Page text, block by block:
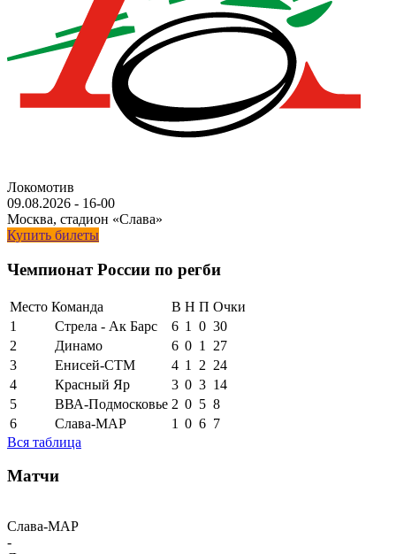
Локомотив
09.08.2026 - 16-00
Москва, стадион «Слава»
Купить билеты
Чемпионат России по регби
Место Команда В Н П Очки
1
Стрела - Ак Барс 6 1 0 30
2
Динамо 6 0 1
27
3
Енисей-СТМ 4 1 2 24
4
Красный Яр 3 0 3 14
5
ВВА-Подмосковье 2 0 5 8
6
Слава-МАР 1 0 6 7
Вся таблица
Матчи
Слава-МАР
-